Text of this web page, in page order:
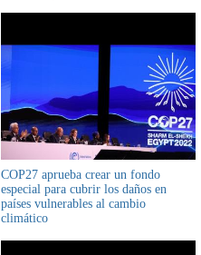
COP27 aprueba crear un fondo
especial para cubrir los daños en
países vulnerables al cambio
climático